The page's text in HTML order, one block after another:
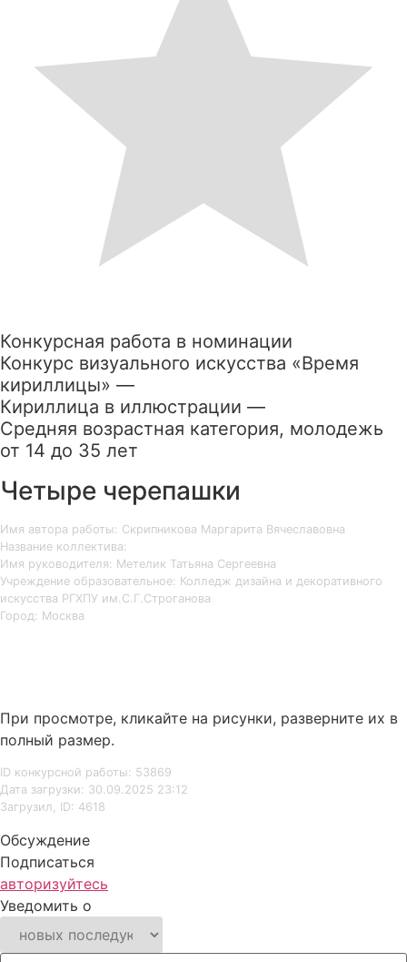
Конкурсная работа в номинации
Конкурс визуального искусства «Время
кириллицы» —
Кириллица в иллюстрации —
Средняя возрастная категория, молодежь
от 14 до 35 лет
Четыре черепашки
Имя автора работы: Скрипникова Маргарита Вячеславовна
Название коллектива:
Имя руководителя: Метелик Татьяна Сергеевна
Учреждение образовательное: Колледж дизайна и декоративного
искусства РГХПУ им.С.Г.Строганова
Город: Москва
При просмотре, кликайте на рисунки, разверните их в
полный размер.
ID конкурсной работы: 53869
Дата загрузки: 30.09.2025 23:12
Загрузил, ID: 4618
Обсуждение
Подписаться
авторизуйтесь
Уведомить о